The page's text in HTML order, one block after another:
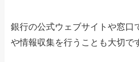
銀行の公式ウェブサイトや窓口
や情報収集を行うことも大切で